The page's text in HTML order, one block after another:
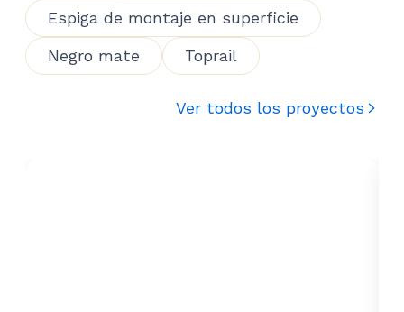
Espiga de montaje en superficie
Negro mate
Toprail
Ver todos los proyectos